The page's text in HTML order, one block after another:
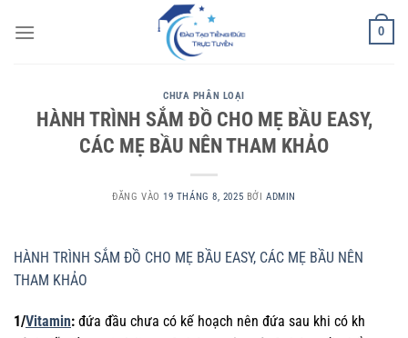
qua
0
CHƯA PHÂN LOẠI
HÀNH TRÌNH SẮM ĐỒ CHO MẸ BẦU EASY,
CÁC MẸ BẦU NÊN THAM KHẢO
ĐĂNG VÀO19 THÁNG 8, 2025 BỞI ADMIN
HÀNH TRÌNH SẮM ĐỒ CHO MẸ BẦU EASY, CÁC MẸ BẦU NÊN
THAM KHẢO
1/Vitamin: đứa đầu chưa có kế hoạch nên đứa sau khi có kh